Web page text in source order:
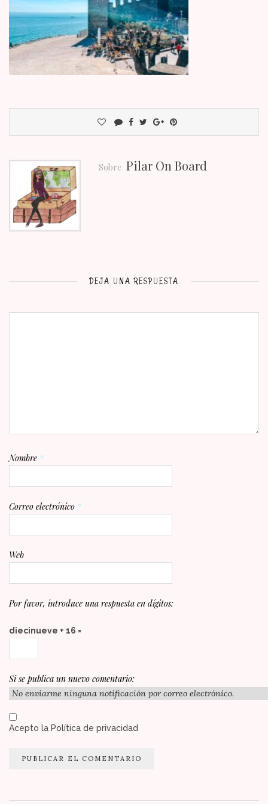
Sobre Pilar On Board
DEJA UNA RESPUESTA
Nombre *
Correo electrónico *
Web
Por favor, introduce una respuesta en dígitos:
diecinueve + 16 =
Si se publica un nuevo comentario:
Acepto la Política de privacidad